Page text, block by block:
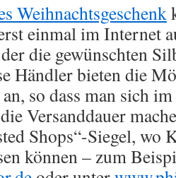
Weihnachtsgeschenk
einmal im Internet
die gewünschten
Händler bieten die
so dass man sich
Versanddauer
Shops“-Siegel, wo
können – zum